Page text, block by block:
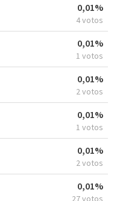
0,01%
4 votos
0,01%
1 votos
0,01%
2 votos
0,01%
1 votos
0,01%
2 votos
0,01%
27 votos